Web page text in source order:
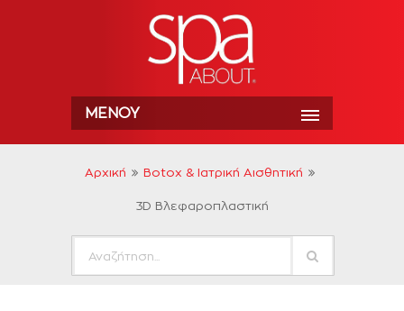
ΜΕΝΟΎ
Αρχική Botox & Ιατρική Αισθητική
3D Βλεφαροπλαστική